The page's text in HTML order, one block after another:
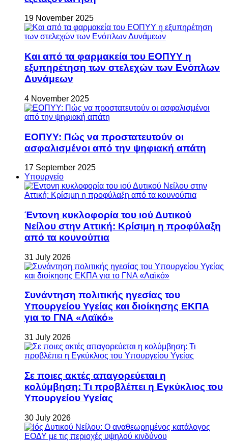
19 November 2025
Και από τα φαρμακεία του ΕΟΠΥΥ η
εξυπηρέτηση των στελεχών των Ενόπλων
Δυνάμεων
4 November 2025
ΕΟΠΥΥ: Πώς να προστατευτούν οι
ασφαλισμένοι από την ψηφιακή απάτη
17 September 2025
Υπουργείο
Έντονη κυκλοφορία του ιού Δυτικού
Νείλου στην Αττική: Κρίσιμη η προφύλαξη
από τα κουνούπια
31 July 2026
Συνάντηση πολιτικής ηγεσίας του
Υπουργείου Υγείας και διοίκησης ΕΚΠΑ
για το ΓΝΑ «Λαϊκό»
31 July 2026
Σε ποιες ακτές απαγορεύεται η
κολύμβηση: Τι προβλέπει η Εγκύκλιος του
Υπουργείου Υγείας
30 July 2026